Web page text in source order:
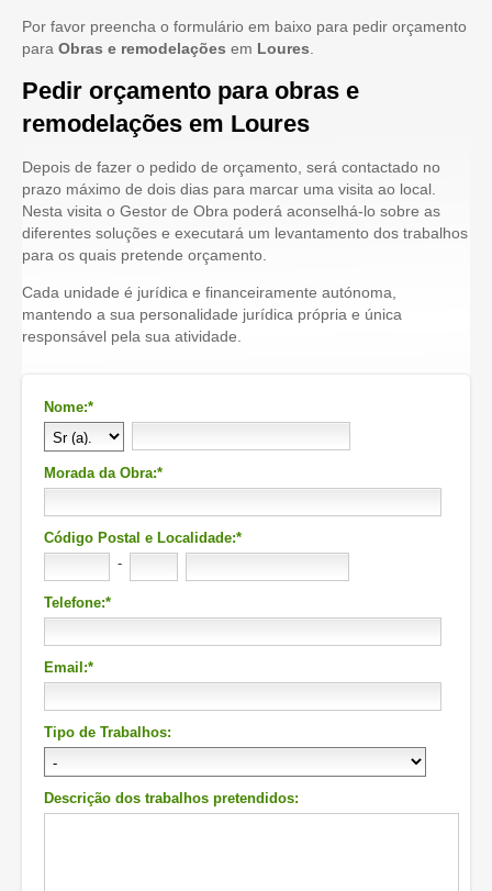
Por favor preencha o formulário em baixo para pedir orçamento
para Obras e remodelações em Loures
Pedir orçamento para obras e
remodelações em Loures
Depois de fazer o pedido de orçamento, será contactado no
prazo máximo de dois dias para marcar uma visita ao local.
Nesta visita o Gestor de Obra poderá aconselhá-lo sobre as
diferentes soluções e executará um levantamento dos trabalhos
para os quais pretende orçamento.
Cada unidade é jurídica e financeiramente autónoma,
mantendo a sua personalidade jurídica própria e única
responsável pela sua atividade.
Nome:*
Morada da Obra:*
Código Postal e Localidade:*
-
Telefone:*
Email:*
Tipo de Trabalhos:
Descrição dos trabalhos pretendidos: